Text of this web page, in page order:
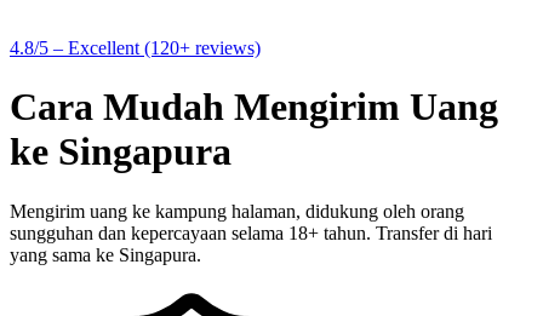
4.8/5 – Excellent (120+ reviews)
Cara Mudah Mengirim Uang
ke Singapura
Mengirim uang ke kampung halaman, didukung oleh orang
sungguhan dan kepercayaan selama 18+ tahun. Transfer di hari
yang sama ke Singapura.